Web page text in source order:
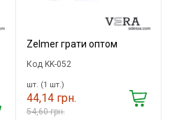
Zelmer грати оптом
Код KK-052
шт. (1 шт.)
44,14 грн.
54,60 грн.